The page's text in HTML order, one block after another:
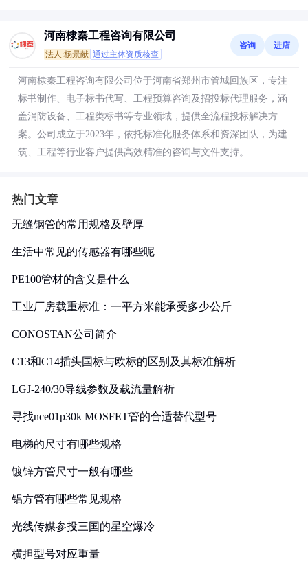
河南棣秦工程咨询有限公司
法人:杨景献 通过主体资质核查
咨询 进店
河南棣秦工程咨询有限公司位于河南省郑州市管城回族区，专注
标书制作、电子标书代写、工程预算咨询及招投标代理服务，涵
盖消防设备、工程类标书等专业领域，提供全流程投标解决方
案。公司成立于2023年，依托标准化服务体系和资深团队，为建
筑、工程等行业客户提供高效精准的咨询与文件支持。
热门文章
无缝钢管的常用规格及壁厚
生活中常见的传感器有哪些呢
PE100管材的含义是什么
工业厂房载重标准：一平方米能承受多少公斤
CONOSTAN公司简介
C13和C14插头国标与欧标的区别及其标准解析
LGJ-240/30导线参数及载流量解析
寻找nce01p30k MOSFET管的合适替代型号
电梯的尺寸有哪些规格
镀锌方管尺寸一般有哪些
铝方管有哪些常见规格
光线传媒参投三国的星空爆冷
横担型号对应重量